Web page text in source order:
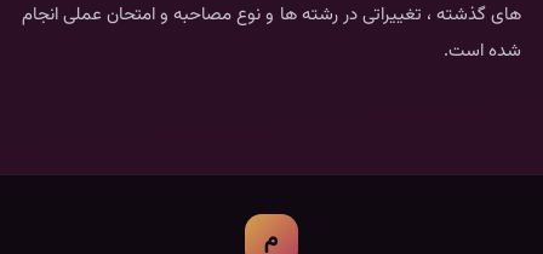
های گذشته ، تغییراتی در رشته ها و نوع مصاحبه و امتحان عملی انجام
شده است.
م